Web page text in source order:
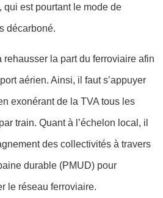
qui est pourtant le mode de
décarboné.
rehausser la part du ferroviaire afin
aérien. Ainsi, il faut s’appuyer
exonérant de la TVA tous les
train. Quant à l’échelon local, il
des collectivités à travers
durable (PMUD) pour
le réseau ferroviaire.